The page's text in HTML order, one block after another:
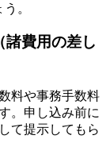
。
諸費用の差し
料や事務手数料
。申し込み前に
て提示してもら